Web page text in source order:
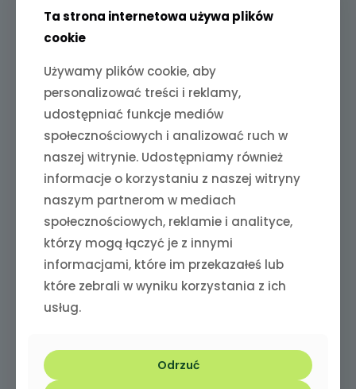
Tyci z dorszem
„Uspokajające i
poprawiające
Tyci z dorszem
„Zdrowe jelita i
Tyci z krewetką „Na
odporności” 100g
Tyci ze żwaczem
„Uspokajające i
Ta strona internetowa używa plików
cookie
Używamy plików cookie, aby
personalizować treści i reklamy,
udostępniać funkcje mediów
społecznościowych i analizować ruch w
naszej witrynie. Udostępniamy również
informacje o korzystaniu z naszej witryny
naszym partnerom w mediach
społecznościowych, reklamie i analityce,
którzy mogą łączyć je z innymi
informacjami, które im przekazałeś lub
które zebrali w wyniku korzystania z ich
usług.
Odrzuć